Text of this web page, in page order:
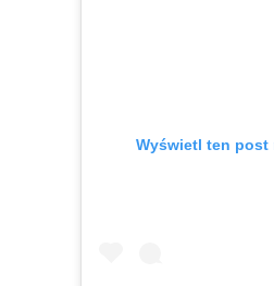
Wyświetl ten post